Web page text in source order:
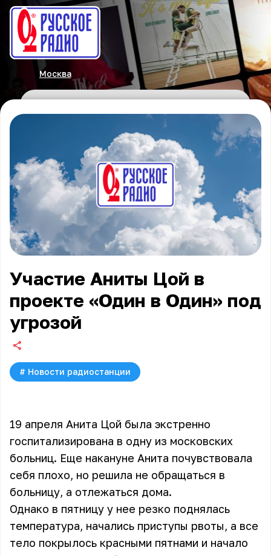
Москва
Участие Аниты Цой в
проекте «Один в Один» под
угрозой
# Новости радиостанции
19 апреля Анита Цой была экстренно
госпитализирована в одну из московских
больниц. Еще накануне Анита почувствовала
себя плохо, но решила не обращаться в
больницу, а отлежаться дома.
Однако в пятницу у нее резко поднялась
температура, начались приступы рвоты, а все
тело покрылось красными пятнами и начало